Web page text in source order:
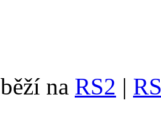
běží na RS2 |